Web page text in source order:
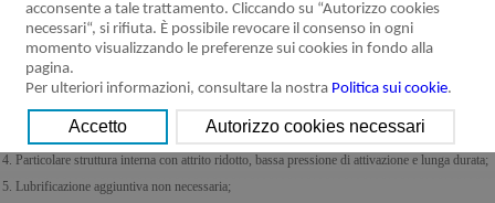
Scaricare：
Caratteristiche
prodotto
Specifiche del
prodotto
Installazione ed
utilizzo
Codice d’ordine Simbolo
1. Struttura della spola: buona tenuta e rapidità di reazione;
2. Elettrovalvole a tre posizioni disponibili con centri aperti, chiusi o in pressione;
3. Funzionamento bistabile con memoria di posizione;
4. Particolare struttura interna con attrito ridotto, bassa pressione di attivazione e lunga durata;
5. Lubrificazione aggiuntiva non necessaria;
acconsente a tale trattamento. Cliccando su “Autorizzo cookies
necessari“, si rifiuta. È possibile revocare il consenso in ogni
momento visualizzando le preferenze sui cookies in fondo alla
pagina.
Per ulteriori informazioni, consultare la nostra Politica sui cookie.